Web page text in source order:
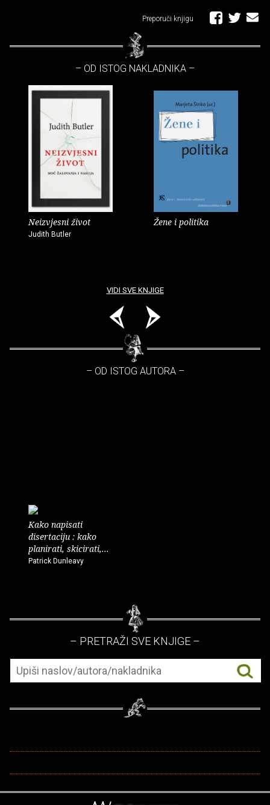
Preporuči knjigu
– OD ISTOG NAKLADNIKA –
Neizvjesni život
Judith Butler
Žene i politika
VIDI SVE KNJIGE
– OD ISTOG AUTORA –
Kako napisati
disertaciju : kako
planirati, skicirati,...
Patrick Dunleavy
– PRETRAŽI SVE KNJIGE –